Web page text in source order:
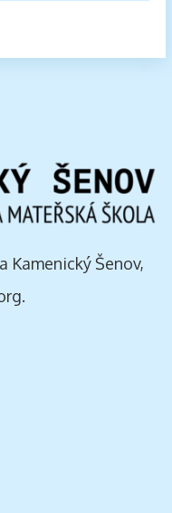
Kamenický Šenov,